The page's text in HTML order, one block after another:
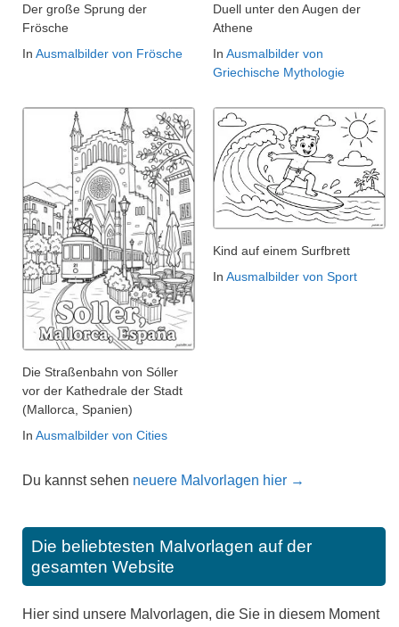
Der große Sprung der
Frösche
In Ausmalbilder von Frösche
Duell unter den Augen der
Athene
In Ausmalbilder von
Griechische Mythologie
Die Straßenbahn von Sóller
vor der Kathedrale der Stadt
(Mallorca, Spanien)
In Ausmalbilder von Cities
Kind auf einem Surfbrett
In Ausmalbilder von Sport
Du kannst sehen neuere Malvorlagen hier →
Die beliebtesten Malvorlagen auf der
gesamten Website
Hier sind unsere Malvorlagen, die Sie in diesem Moment